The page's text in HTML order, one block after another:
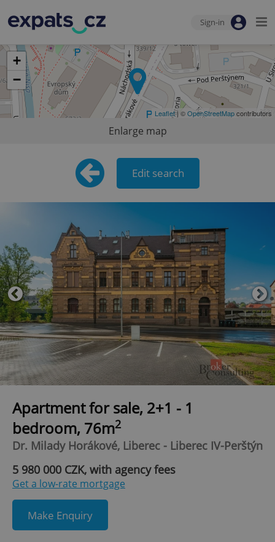
Sign-in
+
−
Leaflet| ©OpenStreetMapcontributors
Enlarge map
Edit search
Apartment for sale, 2+1 - 1
bedroom, 76m2
Dr. Milady Horákové, Liberec - Liberec IV-Perštýn
5 980 000 CZK, with agency fees
Get a low-rate mortgage
Make Enquiry